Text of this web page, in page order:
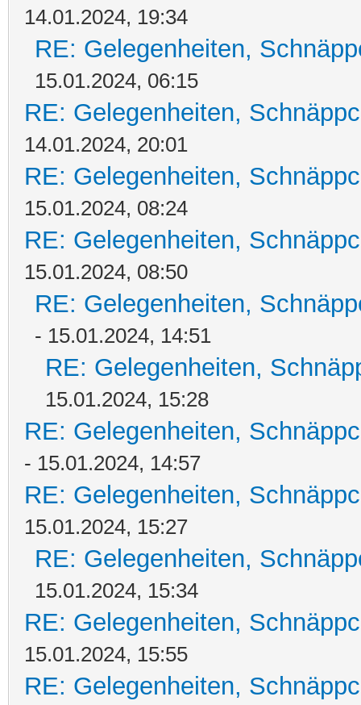
14.01.2024, 19:34
RE: Gelegenheiten,
15.01.2024, 06:15
RE: Gelegenheiten,
14.01.2024, 20:01
RE: Gelegenheiten,
15.01.2024, 08:24
RE: Gelegenheiten,
15.01.2024, 08:50
RE: Gelegenheiten,
- 15.01.2024, 14:51
RE: Gelegenheiten,
15.01.2024, 15:28
RE: Gelegenheiten,
- 15.01.2024, 14:57
RE: Gelegenheiten,
15.01.2024, 15:27
RE: Gelegenheiten,
15.01.2024, 15:34
RE: Gelegenheiten,
15.01.2024, 15:55
RE: Gelegenheiten,